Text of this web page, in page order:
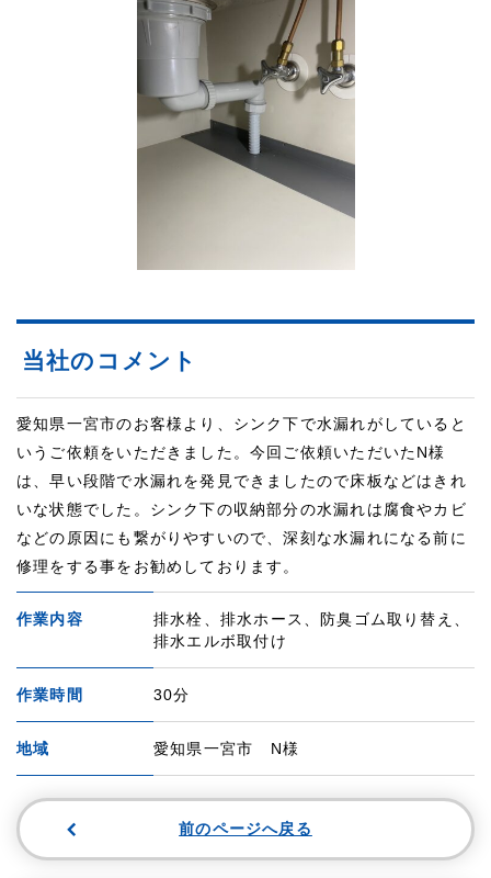
当社のコメント
愛知県一宮市のお客様より、シンク下で水漏れがしていると
いうご依頼をいただきました。今回ご依頼いただいたN様
は、早い段階で水漏れを発見できましたので床板などはきれ
いな状態でした。シンク下の収納部分の水漏れは腐食やカビ
などの原因にも繋がりやすいので、深刻な水漏れになる前に
修理をする事をお勧めしております。
作業内容
排水栓、排水ホース、防臭ゴム取り替え、
排水エルボ取付け
作業時間 30分
地域 愛知県一宮市 N様
前のページへ戻る